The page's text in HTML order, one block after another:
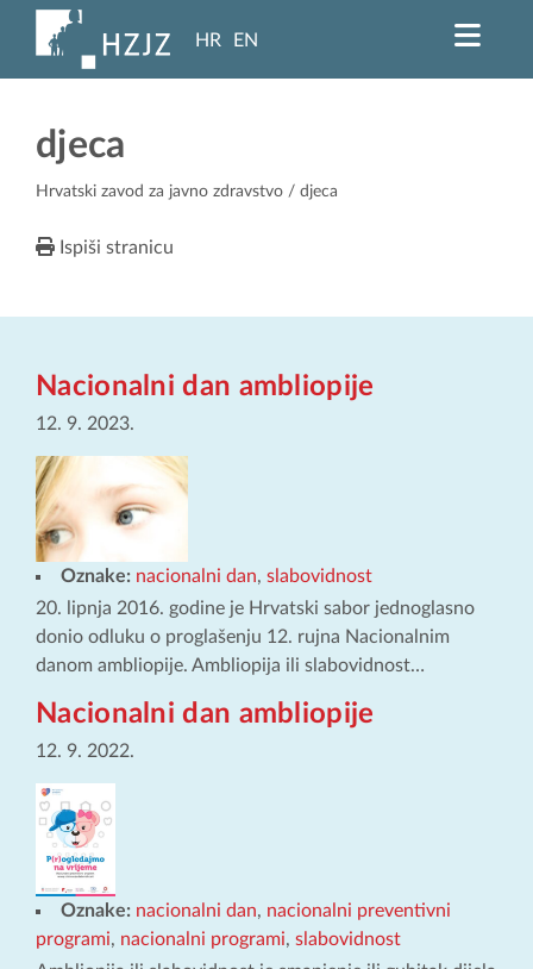
HR EN
djeca
Hrvatski zavod za javno zdravstvo / djeca
Ispiši stranicu
Nacionalni dan ambliopije
12. 9. 2023.
Oznake: nacionalni dan, slabovidnost
20. lipnja 2016. godine je Hrvatski sabor jednoglasno
donio odluku o proglašenju 12. rujna Nacionalnim
danom ambliopije. Ambliopija ili slabovidnost…
Nacionalni dan ambliopije
12. 9. 2022.
Oznake: nacionalni dan, nacionalni preventivni
programi, nacionalni programi, slabovidnost